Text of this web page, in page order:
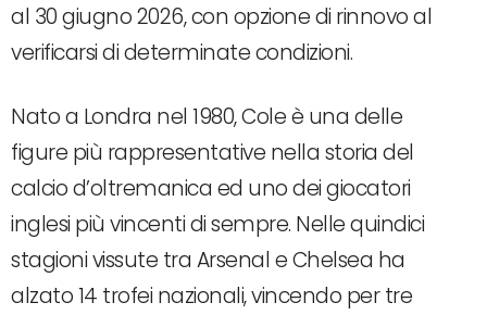
al 30 giugno 2026, con opzione di rinnovo al
verificarsi di determinate condizioni.
Nato a Londra nel 1980, Cole è una delle
figure più rappresentative nella storia del
calcio d’oltremanica ed uno dei giocatori
inglesi più vincenti di sempre. Nelle quindici
stagioni vissute tra Arsenal e Chelsea ha
alzato 14 trofei nazionali, vincendo per tre